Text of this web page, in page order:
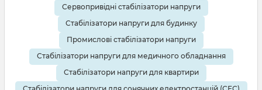
Сервопривідні стабілізатори напруги
Стабілізатори напруги для будинку
Промислові стабілізатори напруги
Стабілізатори напруги для медичного обладнання
Стабілізатори напруги для квартири